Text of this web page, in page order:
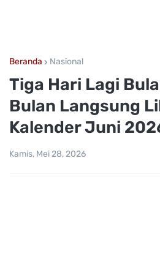
Beranda Nasional
Tiga Hari Lagi
Bulan Langsung
Kalender Juni
Kamis, Mei 28, 2026